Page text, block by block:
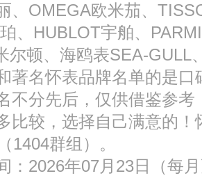
、OMEGA欧米茄、
、HUBLOT宇舶、
尔顿、海鸥表SEA-GULL
著名怀表品牌名单的是
不分先后，仅供借鉴参
比较，选择自己满意的
1404群组）。
：2026年07月23日（每